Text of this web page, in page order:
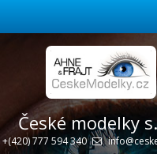
České modelky
+(420) 777 594 340